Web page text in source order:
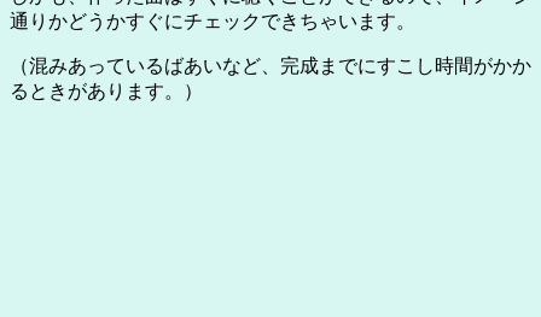
通りかどうかすぐにチェックできちゃいます。
（混みあっているばあいなど、完成までにすこし時間がかか
るときがあります。）